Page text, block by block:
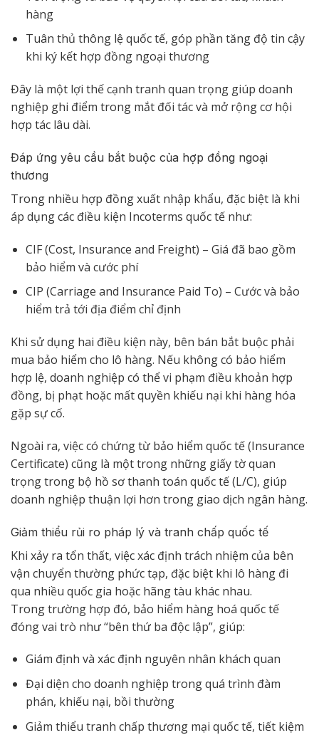
hàng
Tuân thủ thông lệ quốc tế, góp phần tăng độ tin cậy
khi ký kết hợp đồng ngoại thương
Đây là một lợi thế cạnh tranh quan trọng giúp doanh
nghiệp ghi điểm trong mắt đối tác và mở rộng cơ hội
hợp tác lâu dài.
Đáp ứng yêu cầu bắt buộc của hợp đồng ngoại
thương
Trong nhiều hợp đồng xuất nhập khẩu, đặc biệt là khi
áp dụng các điều kiện Incoterms quốc tế như:
CIF (Cost, Insurance and Freight) – Giá đã bao gồm
bảo hiểm và cước phí
CIP (Carriage and Insurance Paid To) – Cước và bảo
hiểm trả tới địa điểm chỉ định
Khi sử dụng hai điều kiện này, bên bán bắt buộc phải
mua bảo hiểm cho lô hàng. Nếu không có bảo hiểm
hợp lệ, doanh nghiệp có thể vi phạm điều khoản hợp
đồng, bị phạt hoặc mất quyền khiếu nại khi hàng hóa
gặp sự cố.
Ngoài ra, việc có chứng từ bảo hiểm quốc tế (Insurance
Certificate) cũng là một trong những giấy tờ quan
trọng trong bộ hồ sơ thanh toán quốc tế (L/C), giúp
doanh nghiệp thuận lợi hơn trong giao dịch ngân hàng.
Giảm thiểu rủi ro pháp lý và tranh chấp quốc tế
Khi xảy ra tổn thất, việc xác định trách nhiệm của bên
vận chuyển thường phức tạp, đặc biệt khi lô hàng đi
qua nhiều quốc gia hoặc hãng tàu khác nhau.
Trong trường hợp đó, bảo hiểm hàng hoá quốc tế
đóng vai trò như “bên thứ ba độc lập”, giúp:
Giám định và xác định nguyên nhân khách quan
Đại diện cho doanh nghiệp trong quá trình đàm
phán, khiếu nại, bồi thường
Giảm thiểu tranh chấp thương mại quốc tế, tiết kiệm